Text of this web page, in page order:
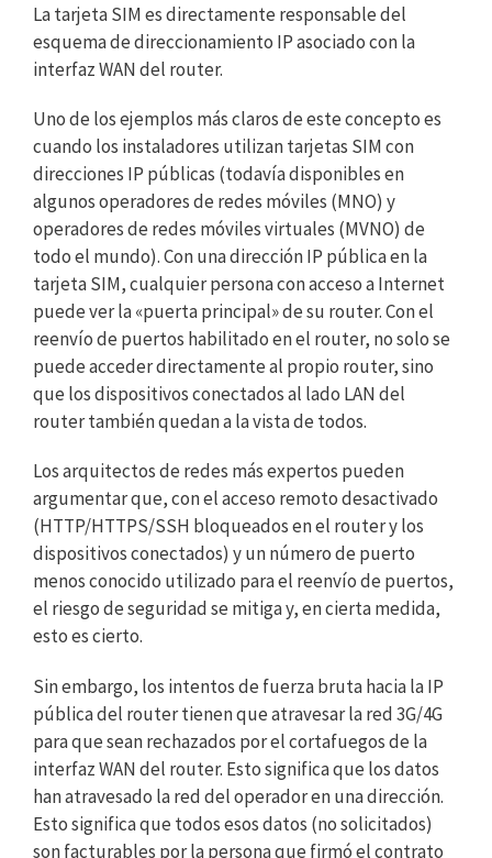
La tarjeta SIM es directamente responsable del
esquema de direccionamiento IP asociado con la
interfaz WAN del router.
Uno de los ejemplos más claros de este concepto es
cuando los instaladores utilizan tarjetas SIM con
direcciones IP públicas (todavía disponibles en
algunos operadores de redes móviles (MNO) y
operadores de redes móviles virtuales (MVNO) de
todo el mundo). Con una dirección IP pública en la
tarjeta SIM, cualquier persona con acceso a Internet
puede ver la «puerta principal» de su router. Con el
reenvío de puertos habilitado en el router, no solo se
puede acceder directamente al propio router, sino
que los dispositivos conectados al lado LAN del
router también quedan a la vista de todos.
Los arquitectos de redes más expertos pueden
argumentar que, con el acceso remoto desactivado
(HTTP/HTTPS/SSH bloqueados en el router y los
dispositivos conectados) y un número de puerto
menos conocido utilizado para el reenvío de puertos,
el riesgo de seguridad se mitiga y, en cierta medida,
esto es cierto.
Sin embargo, los intentos de fuerza bruta hacia la IP
pública del router tienen que atravesar la red 3G/4G
para que sean rechazados por el cortafuegos de la
interfaz WAN del router. Esto significa que los datos
han atravesado la red del operador en una dirección.
Esto significa que todos esos datos (no solicitados)
son facturables por la persona que firmó el contrato